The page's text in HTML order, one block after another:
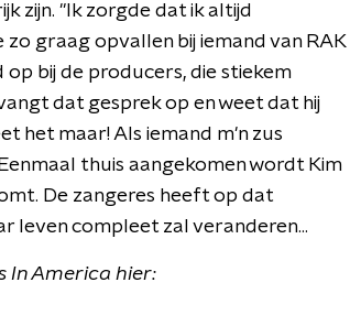
zijn. "Ik zorgde dat ik altijd
graag opvallen bij iemand van RAK
bij de producers, die stiekem
dat gesprek op en weet dat hij
het maar! Als iemand m'n zus
thuis aangekomen wordt Kim
De zangeres heeft op dat
leven compleet zal veranderen...
In America hier: